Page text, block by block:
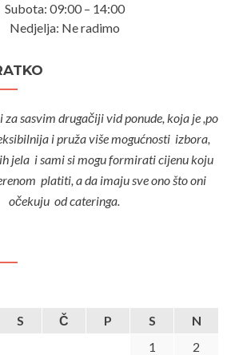
Subota: 09:00 – 14:00
Nedjelja: Ne radimo
za sasvim drugačiji vid ponude, koja je ,po
i pruža više mogućnosti izbora,
jela i sami si mogu formirati cijenu koju
platiti, a da imaju sve ono što oni
očekuju od cateringa.
S Č P S
N
1
2